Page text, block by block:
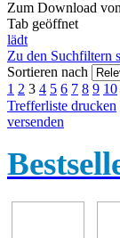
Zum Download
Tab geöffnet
lädt
Zu den Suchfiltern
Sortieren nach
1 2 3 4 5 6 7 8 9 10
Trefferliste drucken
versenden